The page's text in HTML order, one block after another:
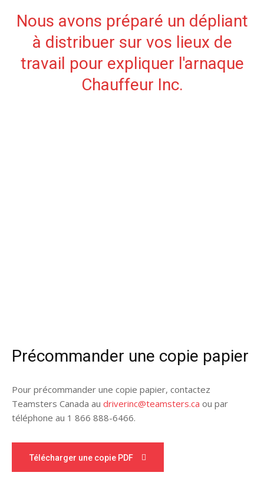
Nous avons préparé un dépliant
à distribuer sur vos lieux de
travail pour expliquer l'arnaque
Chauffeur Inc.
Précommander une copie papier
Pour précommander une copie papier, contactez
Teamsters Canada au driverinc@teamsters.ca ou par
téléphone au 1 866 888-6466.
Télécharger une copie PDF